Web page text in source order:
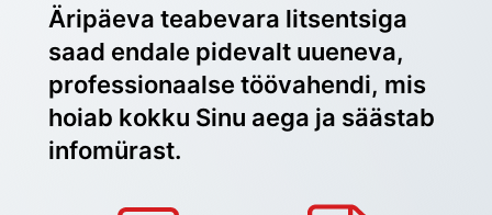
Äripäeva teabevara litsentsiga
saad endale pidevalt uueneva,
professionaalse töövahendi, mis
hoiab kokku Sinu aega ja säästab
infomürast.